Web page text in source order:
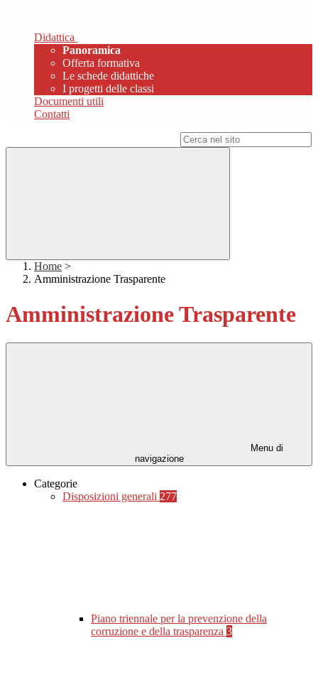
Didattica
Panoramica
Offerta formativa
Le schede didattiche
I progetti delle classi
Documenti utili
Contatti
Home >
Amministrazione Trasparente
Amministrazione Trasparente
Menu di
navigazione
Categorie
Disposizioni generali 277
Piano triennale per la prevenzione della
corruzione e della trasparenza 3